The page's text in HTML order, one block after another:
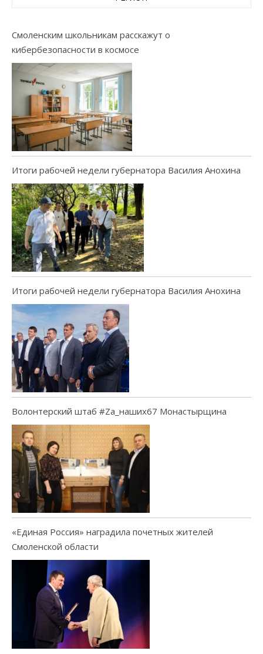
Смоленским школьникам расскажут о
кибербезопасности в космосе
Итоги рабочей недели губернатора Василия Анохина
Итоги рабочей недели губернатора Василия Анохина
Волонтерский штаб #Za_наших67 Монастырщина
«Единая Россия» наградила почетных жителей
Смоленской области